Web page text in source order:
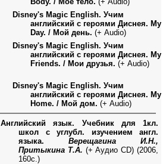
Disney's Magic English. Учим
английский с героями Диснея. My
Day. / Мой день. (+ Audio)
Disney's Magic English. Учим
английский с героями Диснея. My
Friends. / Мои друзья. (+ Audio)
Disney's Magic English. Учим
английский с героями Диснея. My
Home. / Мой дом. (+ Audio)
Английский язык. Учебник для 1кл.
школ с углубл. изучением англ.
языка. Верещагина И.Н.,
Притыкина Т.А. (+ АудиоCD) (2006,
160с.)